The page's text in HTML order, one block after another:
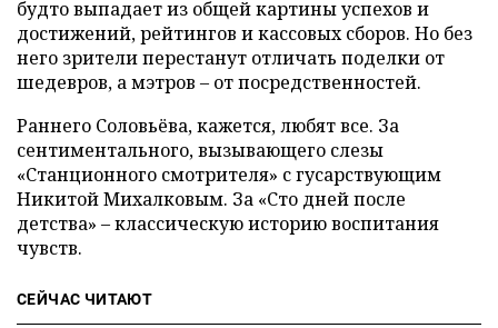
будто выпадает из общей картины успехов и
достижений, рейтингов и кассовых сборов. Но без
него зрители перестанут отличать поделки от
шедевров, а мэтров – от посредственностей.
Раннего Соловьёва, кажется, любят все. За
сентиментального, вызывающего слезы
«Станционного смотрителя» с гусарствующим
Никитой Михалковым. За «Сто дней после
детства» – классическую историю воспитания
чувств.
СЕЙЧАС ЧИТАЮТ